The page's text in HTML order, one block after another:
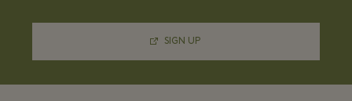
SIGN UP